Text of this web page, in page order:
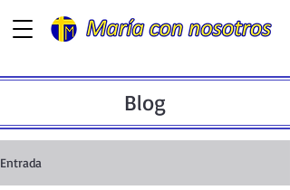
Blog
Entrada